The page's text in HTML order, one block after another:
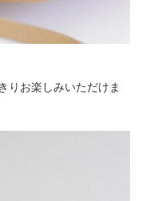
りお楽しみいただけま